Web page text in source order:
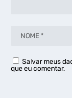
Salvar meus
que eu comentar.